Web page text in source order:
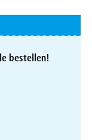
bestellen!